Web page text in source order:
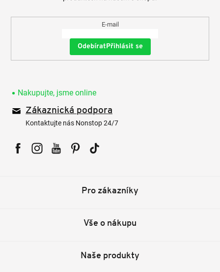
E-mail
Přihlásit se
Nakupujte, jsme online
Zákaznická podpora
Kontaktujte nás Nonstop 24/7
Pro zákazníky
Vše o nákupu
Naše produkty